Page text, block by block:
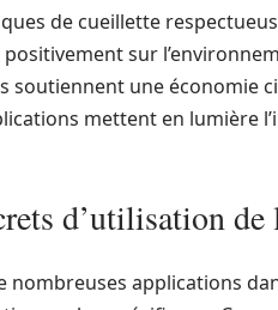
de cueillette
sur
soutiennent une économie
mettent en lumière
d’utilisation de
nombreuses applications